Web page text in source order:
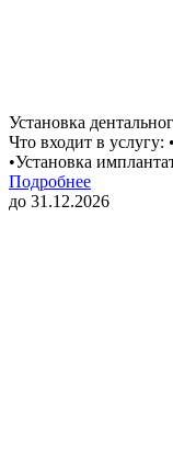
Установка
Что входит в
•Установка
Подробнее
до 31.12.2026